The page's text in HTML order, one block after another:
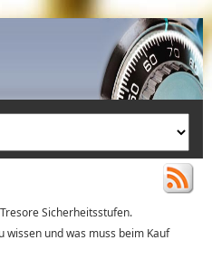
Sicherheitsstufen.
wissen und was muss beim Kauf